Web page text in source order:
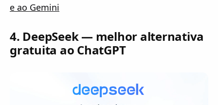
e ao Gemini
4. DeepSeek — melhor alternativa
gratuita ao ChatGPT